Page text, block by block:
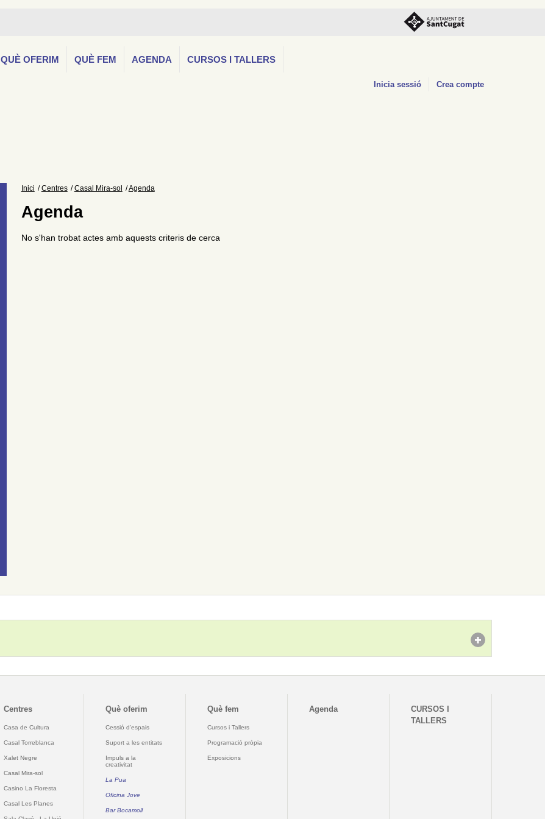
QUÈ OFERIM QUÈ FEM AGENDA CURSOS I TALLERS
Inicia sessió Crea compte
Inici Centres Casal Mira-sol Agenda
Agenda
No s'han trobat actes amb aquests criteris de cerca
Centres
Casa de Cultura
Casal Torreblanca
Xalet Negre
Casal Mira-sol
Casino La Floresta
Casal Les Planes
Què oferim
Cessió d'espais
Suport a les entitats
Impuls a la
creativitat
La Pua
Oficina Jove
Bar Bocamoll
Què fem
Cursos i Tallers
Programació pròpia
Exposicions
Agenda
CURSOS I
TALLERS